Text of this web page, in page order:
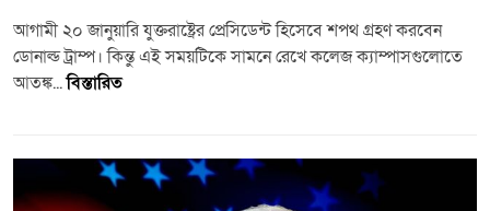
আগামী ২০ জানুয়ারি যুক্তরাষ্ট্রের প্রেসিডেন্ট হিসেবে শপথ গ্রহণ করবেন
ডোনাল্ড ট্রাম্প। কিন্তু এই সময়টিকে সামনে রেখে কলেজ ক্যাম্পাসগুলোতে
আতঙ্ক...বিস্তারিত